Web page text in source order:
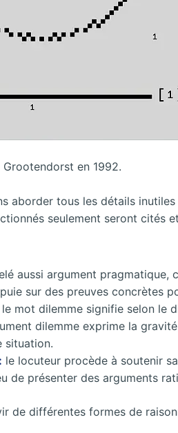
en 1992.
aborder tous les détails
seulement seront cités
aussi argument pragmatique,
sur des preuves concrètes
le mot dilemme signifie selon le
dilemme exprime la
situation.
le locuteur procède à soutenir
de présenter des arguments
de différentes formes de